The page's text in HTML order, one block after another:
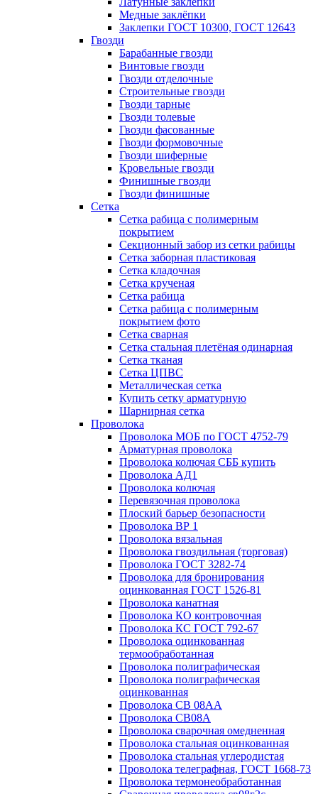
Медные заклёпки
Заклепки ГОСТ 10300, ГОСТ 12643
Гвозди
Барабанные гвозди
Винтовые гвозди
Гвозди отделочные
Строительные гвозди
Гвозди тарные
Гвозди толевые
Гвозди фасованные
Гвозди формовочные
Гвозди шиферные
Кровельные гвозди
Финишные гвозди
Гвозди финишные
Сетка
Сетка рабица с полимерным
покрытием
Секционный забор из сетки рабицы
Сетка заборная пластиковая
Сетка кладочная
Сетка крученая
Сетка рабица
Сетка рабица с полимерным
покрытием фото
Сетка сварная
Сетка стальная плетёная одинарная
Сетка тканая
Сетка ЦПВС
Металлическая сетка
Купить сетку арматурную
Шарнирная сетка
Проволока
Проволока МОБ по ГОСТ 4752-79
Арматурная проволока
Проволока колючая СББ купить
Проволока АД1
Проволока колючая
Перевязочная проволока
Плоский барьер безопасности
Проволока ВР 1
Проволока вязальная
Проволока гвоздильная (торговая)
Проволока ГОСТ 3282-74
Проволока для бронирования
оцинкованная ГОСТ 1526-81
Проволока канатная
Проволока КО контровочная
Проволока КС ГОСТ 792-67
Проволока оцинкованная
термообработанная
Проволока полиграфическая
Проволока полиграфическая
оцинкованная
Проволока СВ 08АА
Проволока СВ08А
Проволока сварочная омедненная
Проволока стальная оцинкованная
Проволока стальная углеродистая
Проволока телеграфная, ГОСТ 1668-73
Проволока термонеобработанная